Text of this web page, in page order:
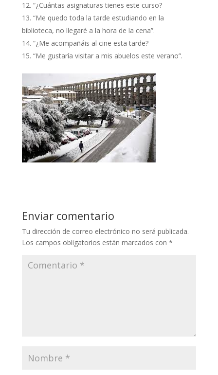
“¿Cuántas asignaturas tienes este curso?
“Me quedo toda la tarde estudiando en la
biblioteca, no llegaré a la hora de la cena”.
“¿Me acompañáis al cine esta tarde?
“Me gustaría visitar a mis abuelos este verano”.
Enviar comentario
Tu dirección de correo electrónico no será publicada.
Los campos obligatorios están marcados con *